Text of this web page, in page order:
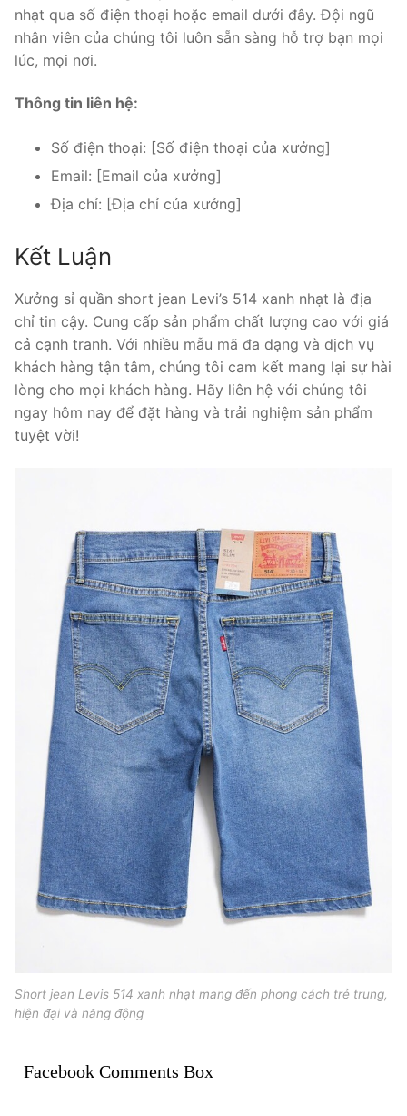
nhạt qua số điện thoại hoặc email dưới đây. Đội ngũ
nhân viên của chúng tôi luôn sẵn sàng hỗ trợ bạn mọi
lúc, mọi nơi.
Thông tin liên hệ:
Số điện thoại: [Số điện thoại của xưởng]
Email: [Email của xưởng]
Địa chỉ: [Địa chỉ của xưởng]
Kết Luận
Xưởng sỉ quần short jean Levi’s 514 xanh nhạt là địa
chỉ tin cậy. Cung cấp sản phẩm chất lượng cao với giá
cả cạnh tranh. Với nhiều mẫu mã đa dạng và dịch vụ
khách hàng tận tâm, chúng tôi cam kết mang lại sự hài
lòng cho mọi khách hàng. Hãy liên hệ với chúng tôi
ngay hôm nay để đặt hàng và trải nghiệm sản phẩm
tuyệt vời!
Short jean Levis 514 xanh nhạt mang đến phong cách trẻ trung,
hiện đại và năng động
Facebook Comments Box